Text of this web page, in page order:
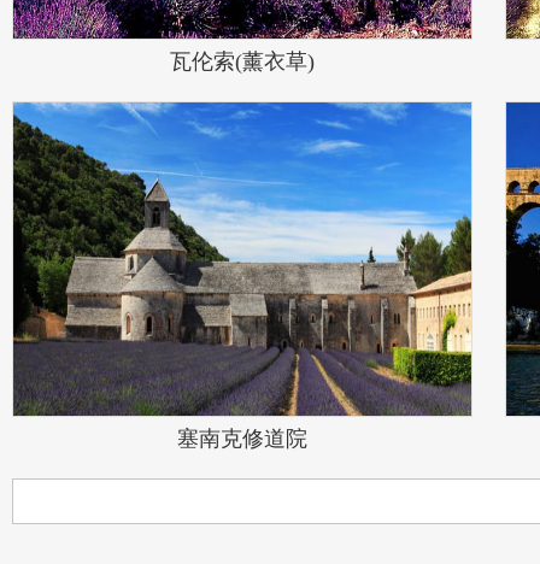
瓦伦索(薰衣草)
塞南克修道院